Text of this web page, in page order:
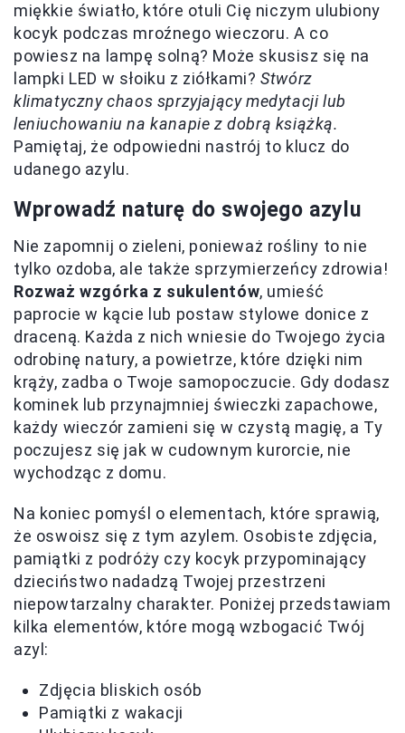
miękkie światło, które otuli Cię niczym ulubiony
kocyk podczas mroźnego wieczoru. A co
powiesz na lampę solną? Może skusisz się na
lampki LED w słoiku z ziółkami?Stwórz
klimatyczny chaos sprzyjający medytacji lub
leniuchowaniu na kanapie z dobrą książką.
Pamiętaj, że odpowiedni nastrój to klucz do
udanego azylu.
Wprowadź naturę do swojego azylu
Nie zapomnij o zieleni, ponieważ rośliny to nie
tylko ozdoba, ale także sprzymierzeńcy zdrowia!
Rozważ wzgórka z sukulentów, umieść
paprocie w kącie lub postaw stylowe donice z
draceną. Każda z nich wniesie do Twojego życia
odrobinę natury, a powietrze, które dzięki nim
krąży, zadba o Twoje samopoczucie. Gdy dodasz
kominek lub przynajmniej świeczki zapachowe,
każdy wieczór zamieni się w czystą magię, a Ty
poczujesz się jak w cudownym kurorcie, nie
wychodząc z domu.
Na koniec pomyśl o elementach, które sprawią,
że oswoisz się z tym azylem. Osobiste zdjęcia,
pamiątki z podróży czy kocyk przypominający
dzieciństwo nadadzą Twojej przestrzeni
niepowtarzalny charakter. Poniżej przedstawiam
kilka elementów, które mogą wzbogacić Twój
azyl:
Zdjęcia bliskich osób
Pamiątki z wakacji